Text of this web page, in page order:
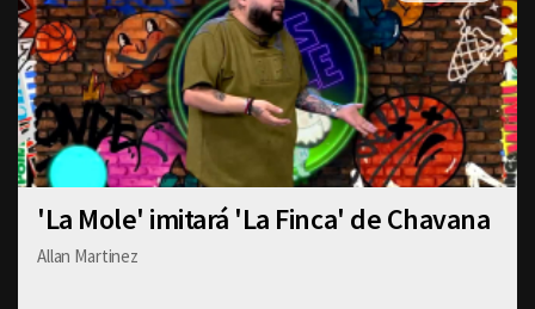
'La Mole' imitará 'La Finca' de Chavana
Allan Martinez